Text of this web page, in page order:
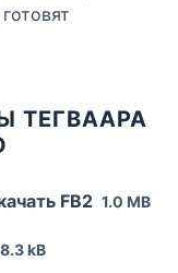
ТЕГВААРА
FB2 1.0 MB
kB